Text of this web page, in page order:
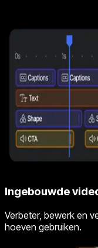
Ingebouwde
Verbeter, bewerk en
hoeven gebruiken.